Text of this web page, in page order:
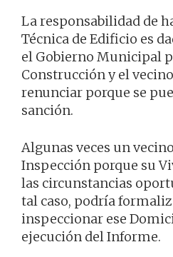
La responsabilidad de
Técnica de Edificio es
el Gobierno Municipal
Construcción y el
renunciar porque se
sanción.
Algunas veces un
Inspección porque su
las circunstancias
tal caso, podría
inspeccionar ese
ejecución del Informe.